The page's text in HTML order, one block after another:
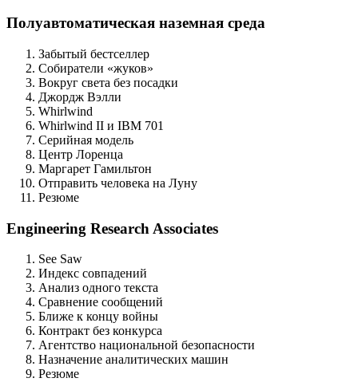
Полуавтоматическая наземная среда
Забытый бестселлер
Собиратели «жуков»
Вокруг света без посадки
Джордж Вэлли
Whirlwind
Whirlwind II и IBM 701
Серийная модель
Центр Лоренца
Маргарет Гамильтон
Отправить человека на Луну
Резюме
Engineering Research Associates
See Saw
Индекс совпадений
Анализ одного текста
Сравнение сообщений
Ближе к концу войны
Контракт без конкурса
Агентство национальной безопасности
Назначение аналитических машин
Резюме